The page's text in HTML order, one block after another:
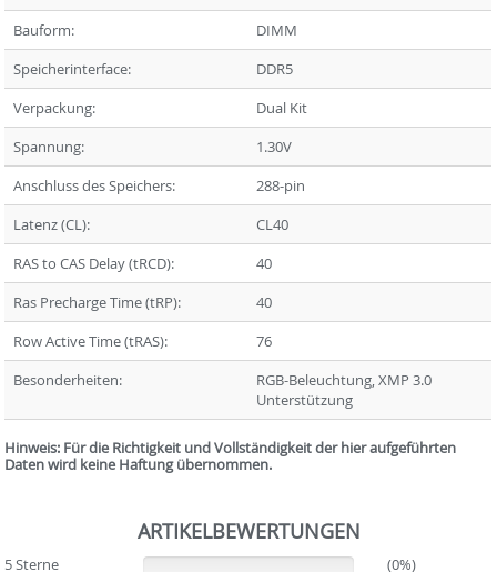
Bauform:
DIMM
Speicherinterface:
DDR5
Verpackung:
Dual Kit
Spannung:
1.30V
Anschluss des Speichers:
288-pin
Latenz (CL):
CL40
RAS to CAS Delay (tRCD):
40
Ras Precharge Time (tRP):
40
Row Active Time (tRAS):
76
Besonderheiten:
RGB-Beleuchtung, XMP 3.0
Unterstützung
Hinweis: Für die Richtigkeit und Vollständigkeit der hier aufgeführten
Daten wird keine Haftung übernommen.
ARTIKELBEWERTUNGEN
5 Sterne
(0%)